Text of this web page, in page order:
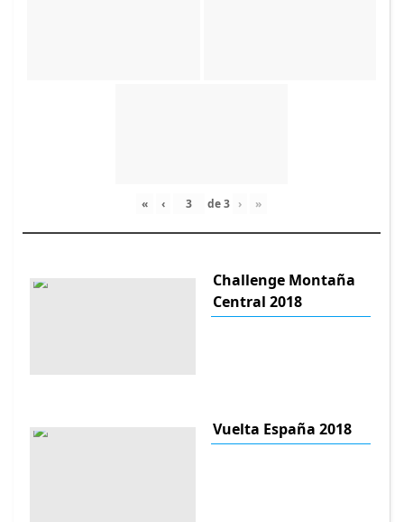
« ‹ de3 › »
Challenge Montaña
Central 2018
Vuelta España 2018